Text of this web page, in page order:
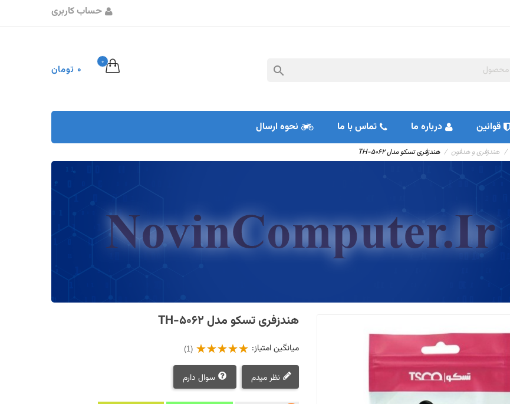
حساب کاربری
0
0 تومان 
قوانین درباره ما تماس با ما نحوه ارسال
هندزفری و هدفون هندزفری تسکو مدل TH-5062
هندزفری تسکو مدل TH-5062
میانگین امتیاز: (1)
نظر میدم سوال دارم